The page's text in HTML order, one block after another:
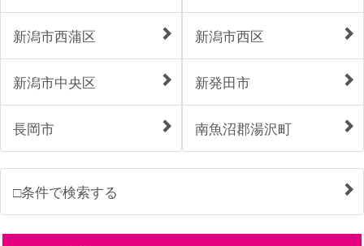
新潟市西蒲区
新潟市中央区
長岡市
新潟市西区
新発田市
南魚沼郡湯沢町
□条件で検索する